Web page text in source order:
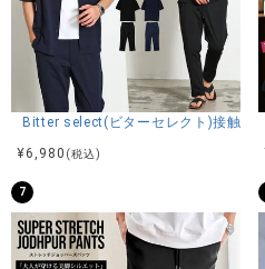
Bitter select(ビターセレクト)接触冷
¥6,980 (税込)
7